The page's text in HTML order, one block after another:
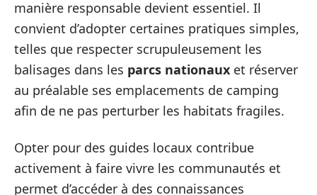
manière responsable devient essentiel. Il
convient d’adopter certaines pratiques simples,
telles que respecter scrupuleusement les
balisages dans les parcs nationaux et réserver
au préalable ses emplacements de camping
afin de ne pas perturber les habitats fragiles.
Opter pour des guides locaux contribue
activement à faire vivre les communautés et
permet d’accéder à des connaissances